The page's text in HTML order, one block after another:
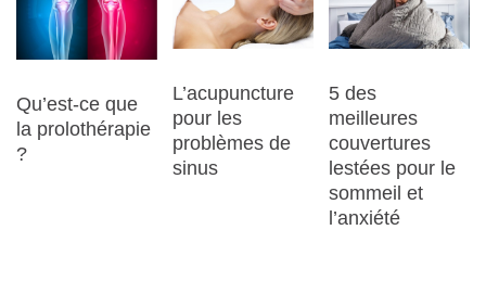
Qu’est-ce que
la prolothérapie
?
L’acupuncture
pour les
problèmes de
sinus
5 des
meilleures
couvertures
lestées pour le
sommeil et
l’anxiété